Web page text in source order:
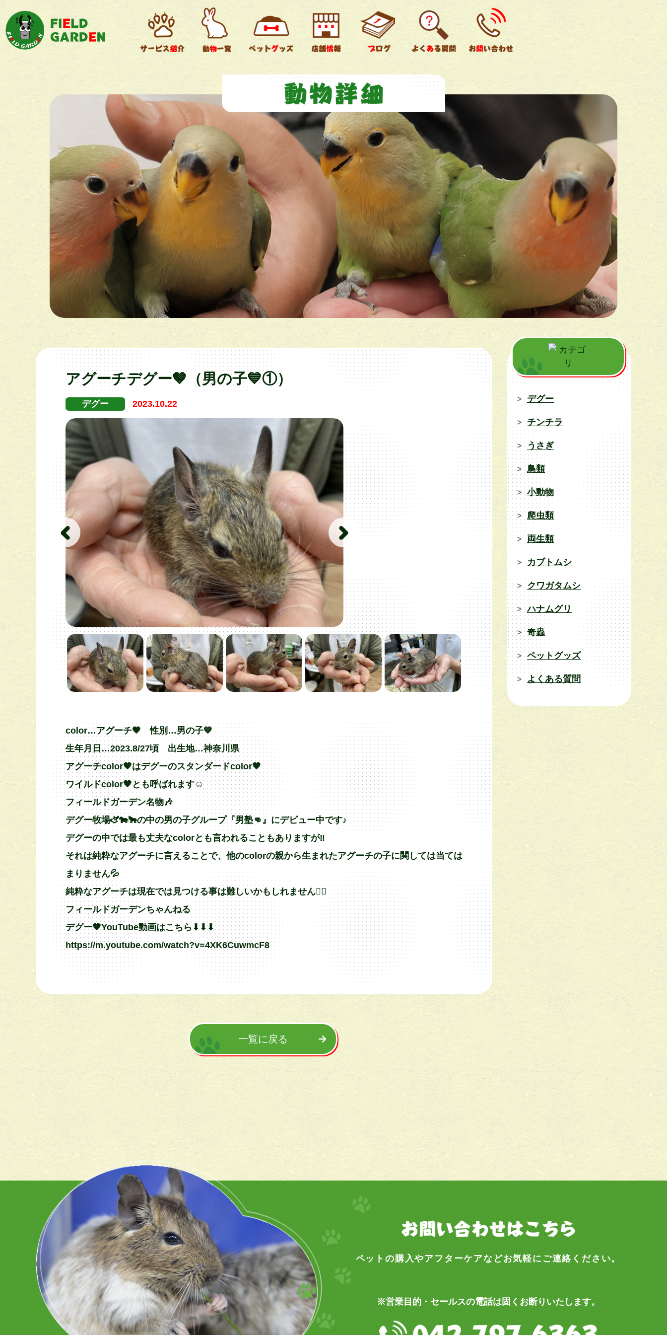
チンチラ ウサギ 鳥類
小動物 爬虫類 両生類 すべて
デグー
チンチラ
うさぎ
鳥類
小動物
爬虫類
両生類
カブトムシ
クワガタムシ
ハナムグリ
奇蟲
ペットグッズ
よくある質問
アグーチデグー🤎（男の子💙①）
デグー 2023.10.22
color…アグーチ🤎 性別…男の子💙
生年月日…2023.8/27頃 出生地…神奈川県
アグーチcolor🤎はデグーのスタンダードcolor🤎
ワイルドcolor🤎とも呼ばれます☺️
フィールドガーデン名物🎶
デグー牧場🫏🐄🐂の中の男の子グループ『男塾👊』にデビュー中です♪
デグーの中では最も丈夫なcolorとも言われることもありますが‼︎
それは純粋なアグーチに言えることで、他のcolorの親から生まれたアグーチの子に関しては当ては
まりません💦
純粋なアグーチは現在では見つける事は難しいかもしれません🙇‍♂️
フィールドガーデンちゃんねる
デグー🤎YouTube動画はこちら⬇︎⬇︎⬇︎
https://m.youtube.com/watch?v=4XK6CuwmcF8
一覧に戻る
ペットの購入やアフターケアなどお気軽にご連絡ください。
※営業目的・セールスの電話は固くお断りいたします。